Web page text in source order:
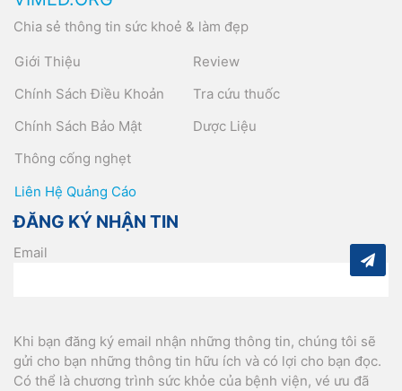
Chia sẻ thông tin sức khoẻ & làm đẹp
Giới Thiệu
Chính Sách Điều Khoản
Chính Sách Bảo Mật
Thông cống nghẹt
Review
Tra cứu thuốc
Dược Liệu
Liên Hệ Quảng Cáo
ĐĂNG KÝ NHẬN TIN
Email
Khi bạn đăng ký email nhận những thông tin, chúng tôi sẽ
gửi cho bạn những thông tin hữu ích và có lợi cho bạn đọc.
Có thể là chương trình sức khỏe của bệnh viện, vé ưu đã